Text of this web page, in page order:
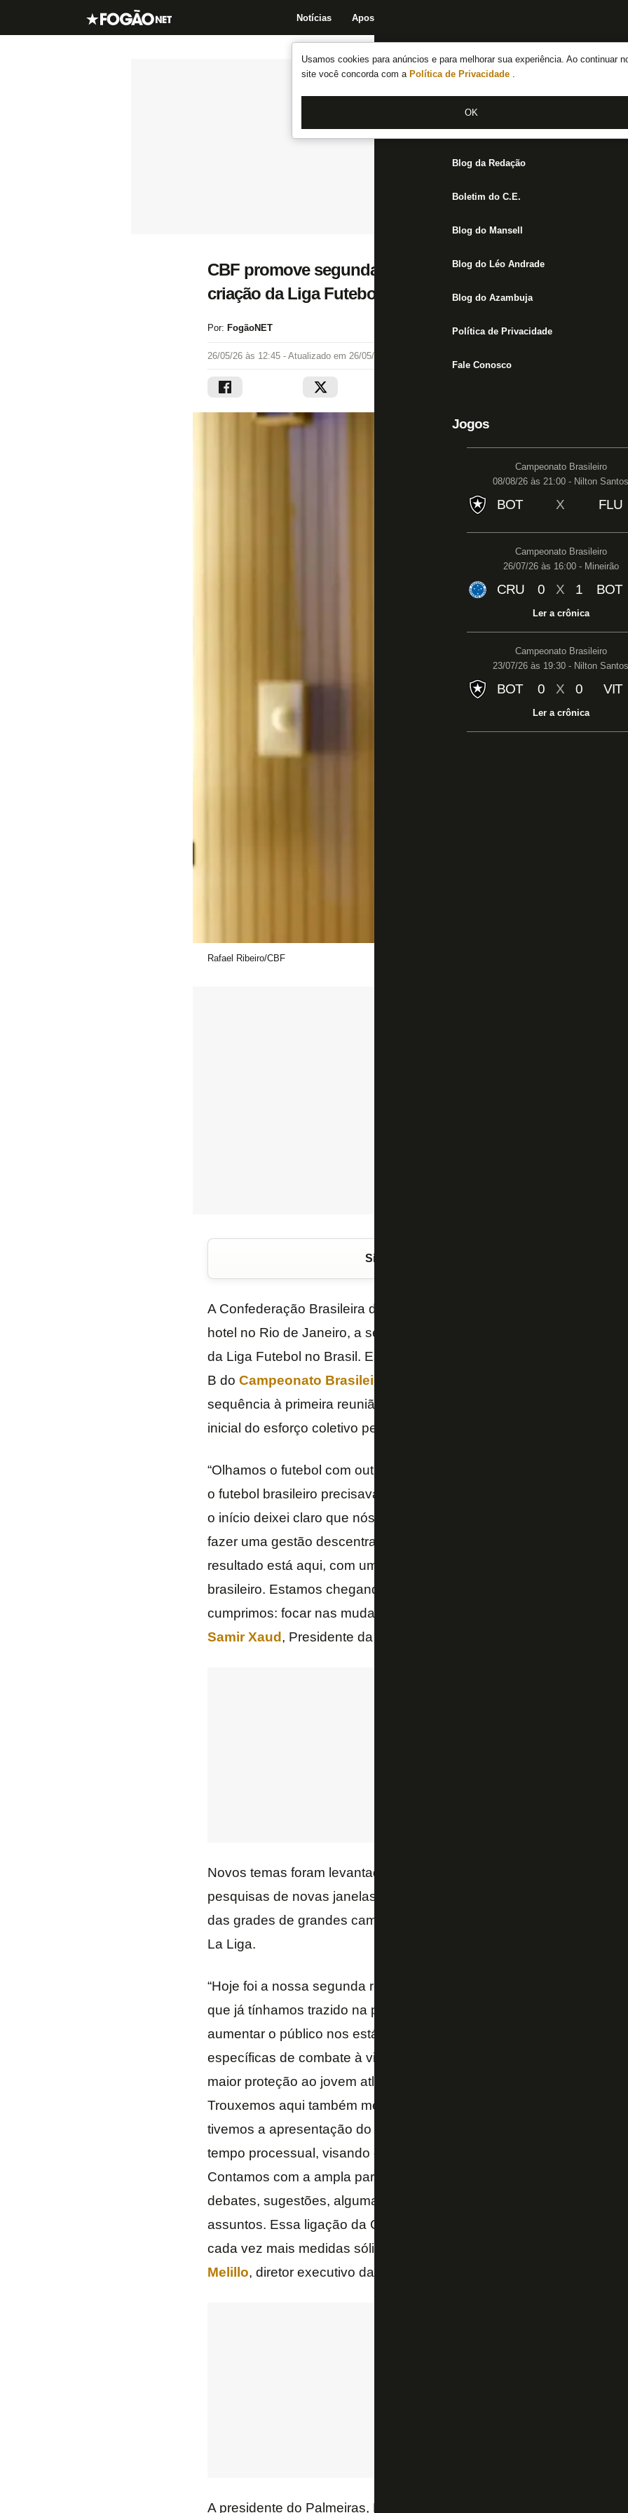
Usamos cookies para anúncios e para melhorar sua experiência. Ao continuar
site você concorda com a Política de Privacidade .
OK
Notícias Apostas
Notícias do Botafogo
Fórum
Jogos
Blog da Redação
Boletim do C.E.
Blog do Mansell
Blog do Léo Andrade
Blog do Azambuja
Política de Privacidade
Fale Conosco
Jogos
Campeonato Brasileiro
08/08/26 às 21:00 - Nilton Santos
BOT X FLU
Campeonato Brasileiro
26/07/26 às 16:00 - Mineirão
CRU 0 X 1 BOT
Ler a crônica
Campeonato Brasileiro
23/07/26 às 19:30 - Nilton Santos
BOT 0 X 0 VIT
Ler a crônica
CBF promove segunda reunião com clube das Séries A
criação da Liga Futebol no Brasil
Por: FogãoNET
26/05/26 às 12:45 - Atualizado em 26/05/26 às 12:45
Rafael Ribeiro/CBF
Siga o FogãoNET
A Confederação Brasileira de Futebol (
hotel no Rio de Janeiro, a segunda reunião com clubes e
da Liga Futebol no Brasil. Estiveram presentes representantes dos
B do Campeonato Brasileiro
sequência à primeira reunião, realizada em abril deste ano, que
inicial do esforço coletivo pelo fortalecimento do futebol nacional.
“Olhamos o futebol com outros olhos, planejamos fazer as
o futebol brasileiro precisava e mudar o futebol brasileiro de uma vez
o início deixei claro que nós da CBF não iríamos caminhar sozinhos,
fazer uma gestão descentralizada, com a participação dos clubes e
resultado está aqui, com uma sequência para discutir uma liga forte
brasileiro. Estamos chegando numa fase de ajustes. Tudo que
cumprimos: focar nas mudanças estruturais que o futebol brasileiro
Samir Xaud , Presidente da Confederação Brasileira de Futebol.
Novos temas foram levantados no encontro, como a apresentação
pesquisas de novas janelas de transmissão dos jogos. O trabalho foi
das grades de grandes campeonatos europeus, como Premier
La Liga.
“Hoje foi a nossa segunda reunião para discutir a Liga,
que já tínhamos trazido na primeira reunião, que é a tentativa de
aumentar o público nos estádios, com a padronização dos horários,
específicas de combate à violência. Também trabalhamos em
maior proteção ao jovem atleta, com a regulamentação da função de
Trouxemos aqui também medidas de combate à violência nos
tivemos a apresentação do
tempo processual, visando dar mais celeridade e efetividade nas
Contamos com a ampla participação dos clubes, em todos os temas
debates, sugestões, algumas dúvidas e a gente conseguiu
assuntos. Essa ligação da CBF com os clubes vai fazer com que a
cada vez mais medidas sólidas e eficazes para o futebol brasileiro”,
Melillo, diretor executivo da CBF.
A presidente do Palmeiras, Leila Pereira, que também esteve